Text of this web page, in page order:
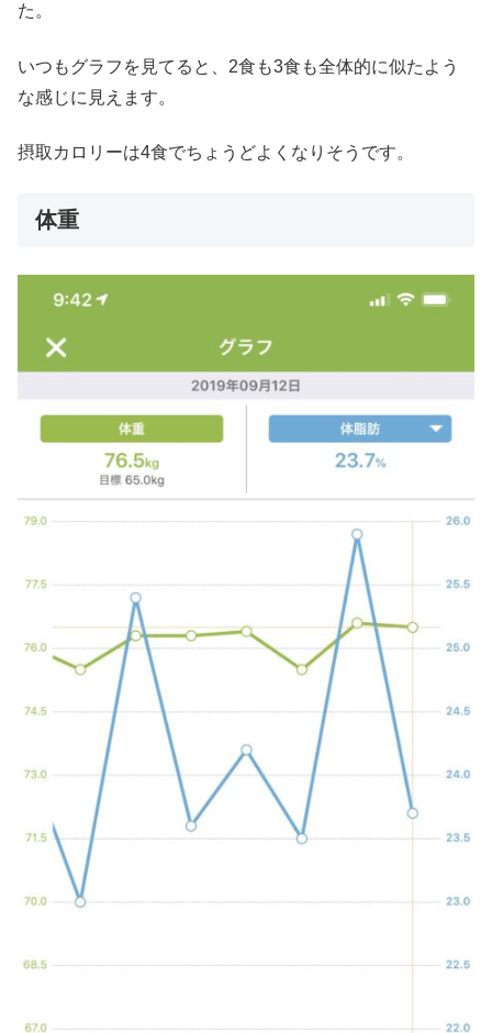
た。
いつもグラフを見てると、2食も3食も全体的に似たよう
な感じに見えます。
摂取カロリーは4食でちょうどよくなりそうです。
体重